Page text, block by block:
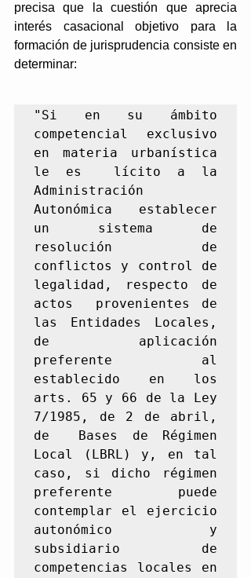
precisa que la cuestión que aprecia
interés casacional objetivo para la
formación de jurisprudencia consiste en
determinar:
"Si en su ámbito
competencial exclusivo
en materia urbanística
le es  lícito a la
Administración
Autonómica establecer
un sistema de
resolución de
conflictos y control de
legalidad, respecto de
actos  provenientes de
las Entidades Locales,
de aplicación
preferente al
establecido en los
arts. 65 y 66 de la Ley
7/1985, de 2 de abril,
de  Bases de Régimen
Local (LBRL) y, en tal
caso, si dicho régimen
preferente puede
contemplar el ejercicio
autonómico y
subsidiario de
competencias locales en